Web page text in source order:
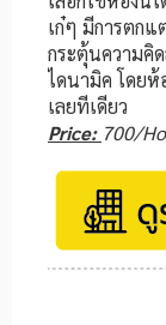
เก๋ๆ มีการตก
กระตุ้นความคิ
ไดนามิค โดย
เลยทีเดียว
Price: 700/